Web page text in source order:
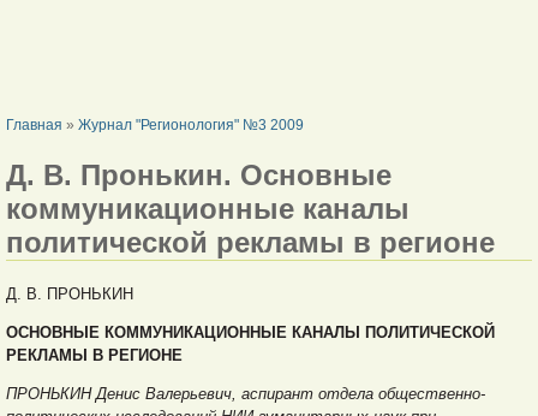
ВЫ ЗДЕСЬ
Главная » Журнал "Регионология" №3 2009
Д. В. Пронькин. Основные
коммуникационные каналы
политической рекламы в регионе
Д. В. ПРОНЬКИН
ОСНОВНЫЕ КОММУНИКАЦИОННЫЕ КАНАЛЫ ПОЛИТИЧЕСКОЙ
РЕКЛАМЫ В РЕГИОНЕ
ПРОНЬКИН Денис Валерьевич, аспирант отдела общественно-